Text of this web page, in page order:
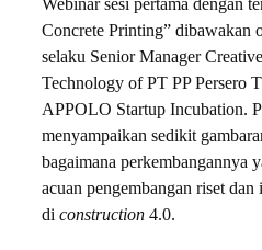
Webinar sesi pertama dengan
Concrete Printing” dibawakan
selaku Senior Manager
Technology of PT PP Persero
APPOLO Startup Incubation.
menyampaikan sedikit
bagaimana perkembangannya
acuan pengembangan riset
di construction 4.0.